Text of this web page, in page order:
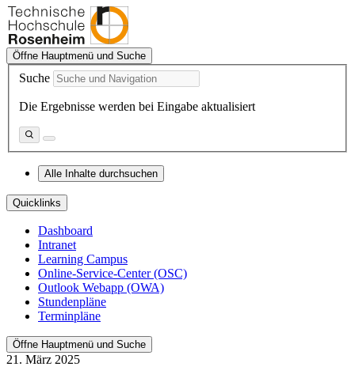
Öffne Hauptmenü und Suche
Suche
Die Ergebnisse werden bei Eingabe aktualisiert
Alle Inhalte durchsuchen
Quicklinks
Dashboard
Intranet
Learning Campus
Online-Service-Center (OSC)
Outlook Webapp (OWA)
Stundenpläne
Terminpläne
Öffne Hauptmenü und Suche
21. März 2025